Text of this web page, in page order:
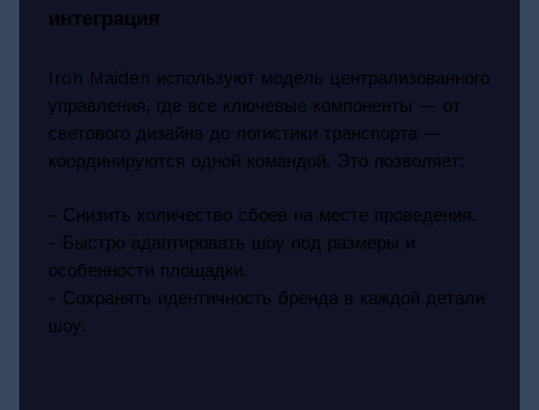
интеграция
Iron Maiden используют модель централизованного
управления, где все ключевые компоненты — от
светового дизайна до логистики транспорта —
координируются одной командой. Это позволяет:
- Снизить количество сбоев на месте проведения.
- Быстро адаптировать шоу под размеры и
особенности площадки.
- Сохранять идентичность бренда в каждой детали
шоу.